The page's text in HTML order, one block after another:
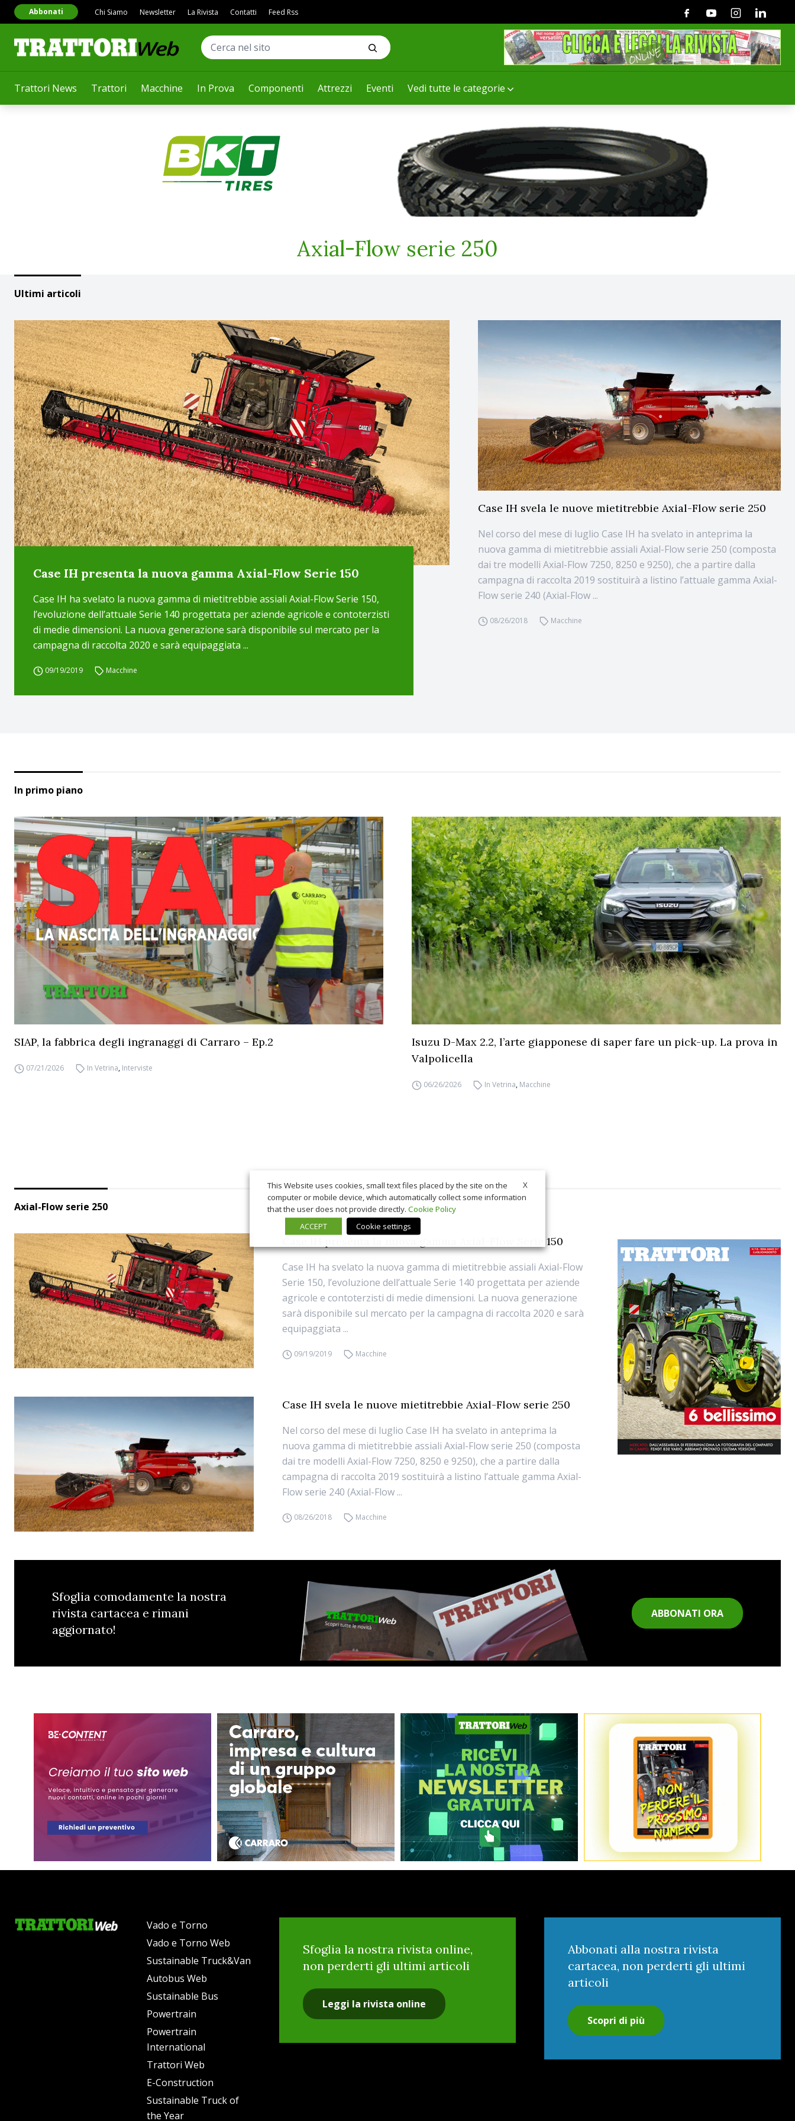
Trattori News Trattori Macchine In Prova Componenti Attrezzi Eventi Vedi tutte le categorie
Abbonati Chi Siamo Newsletter La Rivista Contatti Feed Rss FacebookYoutubeInstagramLinkedin
Axial-Flow serie 250
Ultimi articoli
Case IH presenta la nuova gamma Axial-Flow Serie 150
Case IH ha svelato la nuova gamma di mietitrebbie assiali Axial-Flow Serie 150,
l’evoluzione dell’attuale Serie 140 progettata per aziende agricole e contoterzisti
di medie dimensioni. La nuova generazione sarà disponibile sul mercato per la
campagna di raccolta 2020 e sarà equipaggiata ...
09/19/2019 Macchine
Case IH svela le nuove mietitrebbie Axial-Flow serie 250
Nel corso del mese di luglio Case IH ha svelato in anteprima la
nuova gamma di mietitrebbie assiali Axial-Flow serie 250 (composta
dai tre modelli Axial-Flow 7250, 8250 e 9250), che a partire dalla
campagna di raccolta 2019 sostituirà a listino l’attuale gamma Axial-
Flow serie 240 (Axial-Flow ...
08/26/2018 Macchine
In primo piano
SIAP, la fabbrica degli ingranaggi di Carraro – Ep.2
07/21/2026 In Vetrina, Interviste
Isuzu D-Max 2.2, l’arte giapponese di saper fare un pick-up. La prova in
Valpolicella
06/26/2026 In Vetrina, Macchine
Axial-Flow serie 250
Case IH presenta la nuova gamma Axial-Flow Serie 150
Case IH ha svelato la nuova gamma di mietitrebbie assiali Axial-Flow
Serie 150, l’evoluzione dell’attuale Serie 140 progettata per aziende
agricole e contoterzisti di medie dimensioni. La nuova generazione
sarà disponibile sul mercato per la campagna di raccolta 2020 e sarà
equipaggiata ...
09/19/2019 Macchine
Case IH svela le nuove mietitrebbie Axial-Flow serie 250
Nel corso del mese di luglio Case IH ha svelato in anteprima la
nuova gamma di mietitrebbie assiali Axial-Flow serie 250 (composta
dai tre modelli Axial-Flow 7250, 8250 e 9250), che a partire dalla
campagna di raccolta 2019 sostituirà a listino l’attuale gamma Axial-
Flow serie 240 (Axial-Flow ...
08/26/2018 Macchine
Sfoglia comodamente la nostra
rivista cartacea e rimani
aggiornato!
ABBONATI ORA
Vado e Torno
Vado e Torno Web
Sustainable Truck&Van
Autobus Web
Sustainable Bus
Powertrain
Powertrain
International
Trattori Web
E-Construction
Sustainable Truck of
the Year
Sfoglia la nostra rivista online,
non perderti gli ultimi articoli
Leggi la rivista online
Abbonati alla nostra rivista
cartacea, non perderti gli ultimi
articoli
Scopri di più
X
This Website uses cookies, small text files placed by the site on the
computer or mobile device, which automatically collect some information
that the user does not provide directly. Cookie Policy
ACCEPT
Cookie settings